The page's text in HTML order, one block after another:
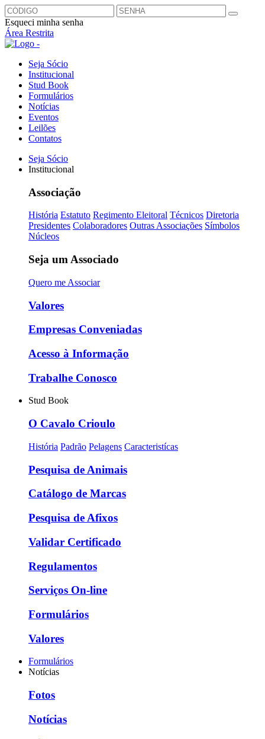
Esqueci minha senha
Área Restrita
Seja Sócio
Institucional
Stud Book
Formulários
Notícias
Eventos
Leilões
Contatos
Seja Sócio
Institucional
Associação
História Estatuto Regimento Eleitoral Técnicos Diretoria
Presidentes Colaboradores Outras Associações Símbolos
Núcleos
Seja um Associado
Quero me Associar
Valores
Empresas Conveniadas
Acesso à Informação
Trabalhe Conosco
Stud Book
O Cavalo Crioulo
História Padrão Pelagens Caracteristícas
Pesquisa de Animais
Catálogo de Marcas
Pesquisa de Afixos
Validar Certificado
Regulamentos
Serviços On-line
Formulários
Valores
Formulários
Notícias
Fotos
Notícias